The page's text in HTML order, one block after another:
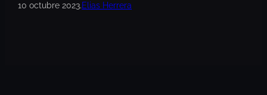
10 octubre 2023.Elias Herrera